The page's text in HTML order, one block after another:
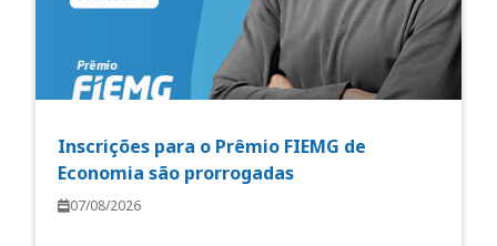
Inscrições para o Prêmio FIEMG de
Economia são prorrogadas
07/08/2026